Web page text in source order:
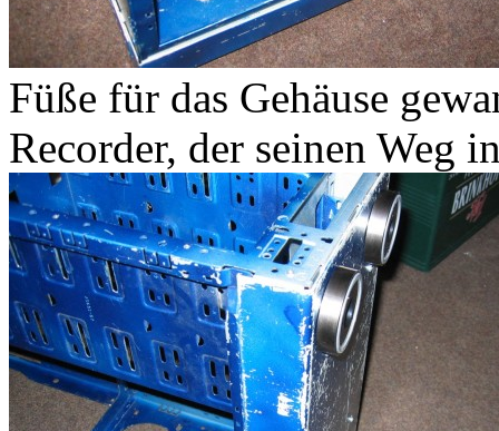
Füße für das Gehäuse
Recorder, der seinen Weg